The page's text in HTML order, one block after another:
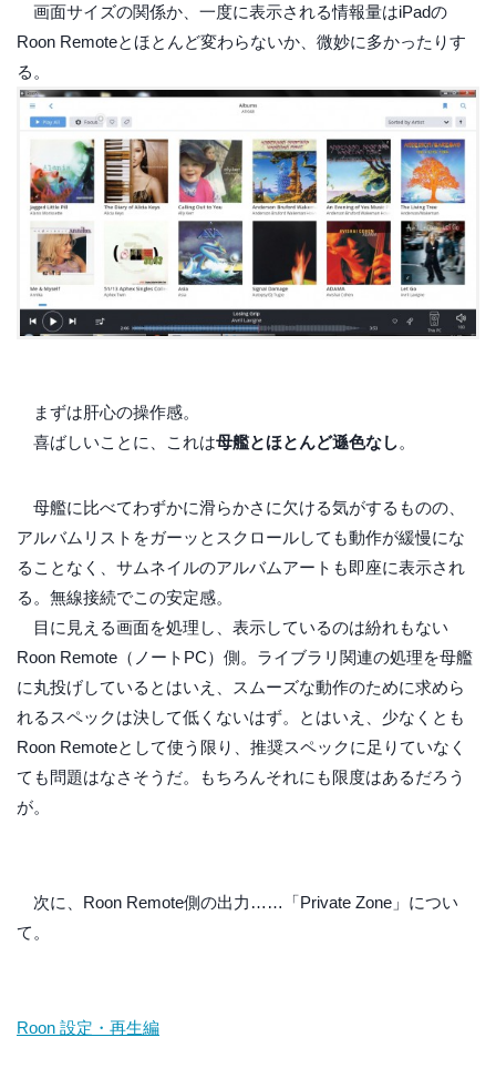
画面サイズの関係か、一度に表示される情報量はiPadの
Roon Remoteとほとんど変わらないか、微妙に多かったりす
る。
まずは肝心の操作感。
喜ばしいことに、これは母艦とほとんど遜色なし。
母艦に比べてわずかに滑らかさに欠ける気がするものの、
アルバムリストをガーッとスクロールしても動作が緩慢にな
ることなく、サムネイルのアルバムアートも即座に表示され
る。無線接続でこの安定感。
目に見える画面を処理し、表示しているのは紛れもない
Roon Remote（ノートPC）側。ライブラリ関連の処理を母艦
に丸投げしているとはいえ、スムーズな動作のために求めら
れるスペックは決して低くないはず。とはいえ、少なくとも
Roon Remoteとして使う限り、推奨スペックに足りていなく
ても問題はなさそうだ。もちろんそれにも限度はあるだろう
が。
次に、Roon Remote側の出力……「Private Zone」につい
て。
Roon 設定・再生編